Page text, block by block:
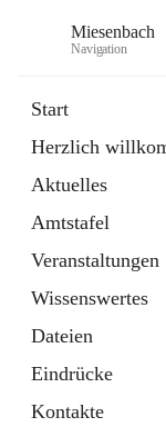
Miesenbach
Navigation
Start
Herzlich
Aktuelles
Amtstafel
Veranstaltungen
Wissenswertes
Dateien
Eindrücke
Kontakte
Externe Webseite
in
Tab
Region
Externe Webseite
öffnet
in
neuem
Tab